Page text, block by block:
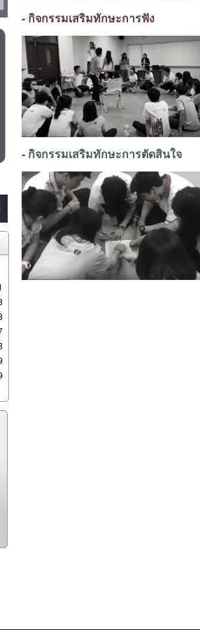
- กิจกรรมเสริมทักษะการฟัง
- กิจกรรมเสริมทักษะการตัดสินใจ